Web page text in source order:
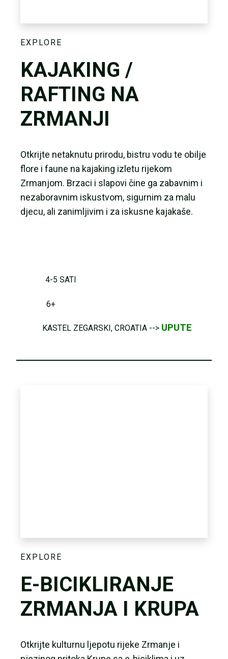
EXPLORE
KAJAKING /
RAFTING NA
ZRMANJI
Otkrijte netaknutu prirodu, bistru vodu te obilje
flore i faune na kajaking izletu rijekom
Zrmanjom. Brzaci i slapovi čine ga zabavnim i
nezaboravnim iskustvom, sigurnim za malu
djecu, ali zanimljivim i za iskusne kajakaše.
4-5 SATI
6+
KASTEL ZEGARSKI, CROATIA --> UPUTE
EXPLORE
E-BICIKLIRANJE
ZRMANJA I KRUPA
Otkrijte kulturnu ljepotu rijeke Zrmanje i